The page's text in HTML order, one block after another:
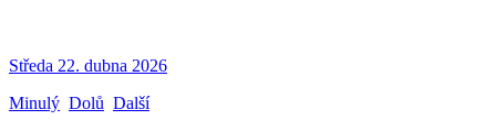
Středa 22. dubna 2026
Minulý Dolů Další